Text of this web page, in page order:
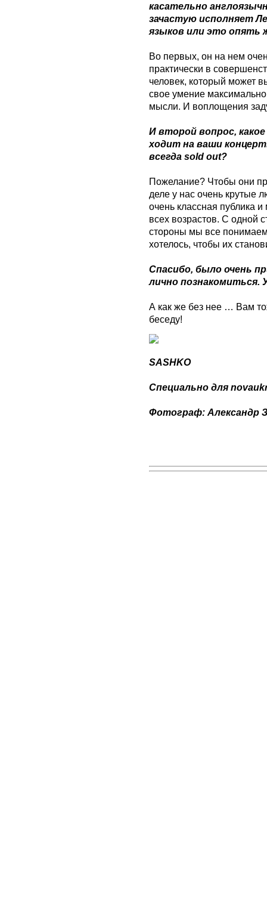
касательно
зачастую исполняет
языков или это опять
Во первых, он на нем
практически в
человек, который может
свое умение
мысли. И воплощения
И второй вопрос,
ходит на ваши
всегда sold out?
Пожелание? Чтобы они
деле у нас очень крутые
очень классная публика
всех возрастов. С одной
стороны мы все
хотелось, чтобы их
Спасибо, было очень
лично познакомиться.
А как же без нее … Вам
беседу!
SASHKO
Специально для
Фотограф: Александр